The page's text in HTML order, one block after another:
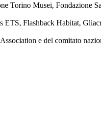
Torino Musei, Fondazione
ETS, Flashback Habitat,
e del comitato